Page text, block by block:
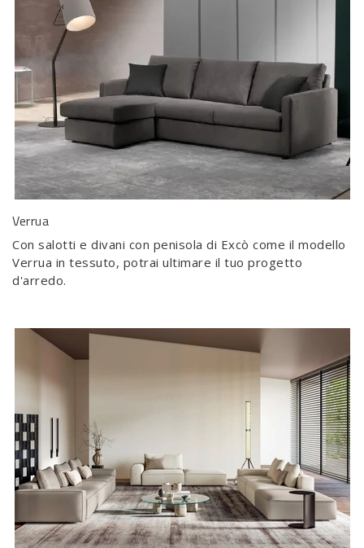
Verrua
Con salotti e divani con penisola di Excò come il modello
Verrua in tessuto, potrai ultimare il tuo progetto
d'arredo.